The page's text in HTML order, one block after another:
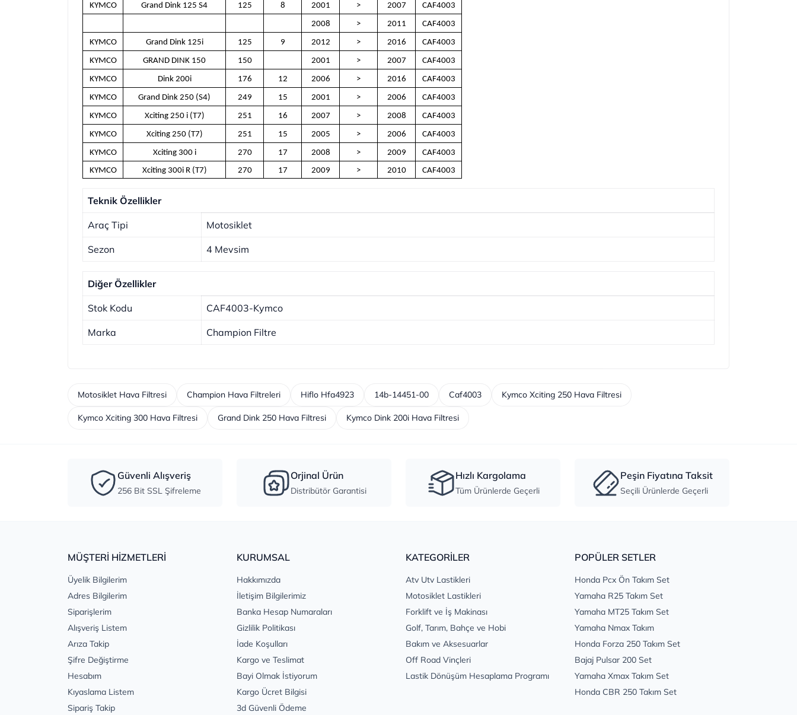
KYMCO Grand Dink 125 S4 125 8 2001 > 2007 CAF4003
2008 > 2011 CAF4003
KYMCO Grand Dink 125i 125 9 2012 > 2016 CAF4003
KYMCO GRAND DINK 150 150 2001 > 2007 CAF4003
KYMCO Dink 200i 176 12 2006 > 2016 CAF4003
KYMCO Grand Dink 250 (S4) 249 15 2001 > 2006 CAF4003
KYMCO Xciting 250 i (T7) 251 16 2007 > 2008 CAF4003
KYMCO Xciting 250 (T7) 251 15 2005 > 2006 CAF4003
KYMCO Xciting 300 i 270 17 2008 > 2009
CAF4003
KYMCO
Xciting 300i R (T7) 270 17 2009 > 2010 CAF4003
Teknik Özellikler
Araç Tipi Motosiklet
Sezon 4 Mevsim
Diğer Özellikler
Stok Kodu CAF4003-Kymco
Marka Champion Filtre
Motosiklet Hava Filtresi Champion Hava Filtreleri Hiflo Hfa4923 14b-14451-00 Caf4003 Kymco Xciting 250 Hava Filtresi
Kymco Xciting 300 Hava Filtresi Grand Dink 250 Hava Filtresi Kymco Dink 200i Hava Filtresi
Güvenli Alışveriş
256 Bit SSL Şifreleme
Orjinal Ürün
Distribütör Garantisi
Hızlı Kargolama
Tüm Ürünlerde Geçerli
Peşin Fiyatına Taksit
Seçili Ürünlerde Geçerli
MÜŞTERİ HİZMETLERİ
Üyelik Bilgilerim
Adres Bilgilerim
Siparişlerim
Alışveriş Listem
Arıza Takip
Şifre Değiştirme
Hesabım
Kıyaslama Listem
Sipariş Takip
KURUMSAL
Hakkımızda
İletişim Bilgilerimiz
Banka Hesap Numaraları
Gizlilik Politikası
İade Koşulları
Kargo ve Teslimat
Bayi Olmak İstiyorum
Kargo Ücret Bilgisi
3d Güvenli Ödeme
KATEGORİLER
Atv Utv Lastikleri
Motosiklet Lastikleri
Forklift ve İş Makinası
Golf, Tarım, Bahçe ve Hobi
Bakım ve Aksesuarlar
Off Road Vinçleri
Lastik Dönüşüm Hesaplama Programı
POPÜLER SETLER
Honda Pcx Ön Takım Set
Yamaha R25 Takım Set
Yamaha MT25 Takım Set
Yamaha Nmax Takım
Honda Forza 250 Takım Set
Bajaj Pulsar 200 Set
Yamaha Xmax Takım Set
Honda CBR 250 Takım Set